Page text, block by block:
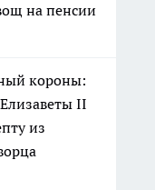
на пенсии
короны:
II
из